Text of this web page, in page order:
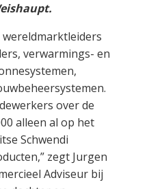
verwarmings- en
over de
alleen al op het
Schwendi
zegt Jurgen
Adviseur bij